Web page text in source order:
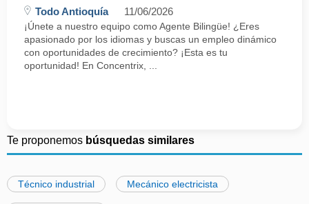
Todo Antioquía 11/06/2026
¡Únete a nuestro equipo como Agente Bilingüe! ¿Eres
apasionado por los idiomas y buscas un empleo dinámico
con oportunidades de crecimiento? ¡Esta es tu
oportunidad! En Concentrix, ...
Te proponemos búsquedas similares
Técnico industrial Mecánico electricista